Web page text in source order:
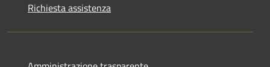
Richiesta assistenza